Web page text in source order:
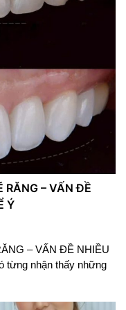
RĂNG – VẤN ĐỀ
Ý
– VẤN ĐỀ NHIỀU
từng nhận thấy những